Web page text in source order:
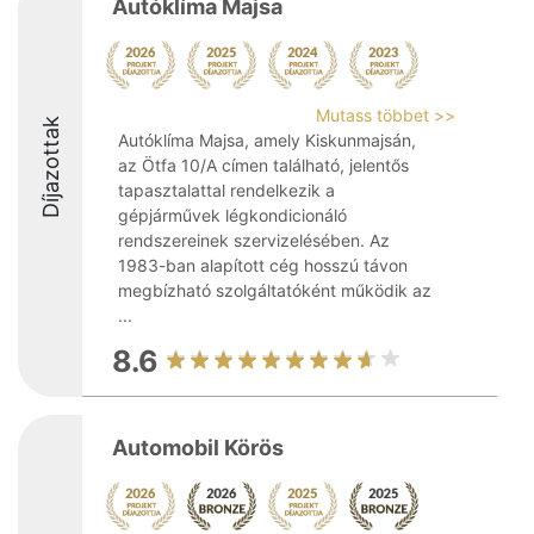
Díjazottak
Autóklíma Majsa
Mutass többet >>
Autóklíma Majsa, amely Kiskunmajsán,
az Ötfa 10/A címen található, jelentős
tapasztalattal rendelkezik a
gépjárművek légkondicionáló
rendszereinek szervizelésében. Az
1983-ban alapított cég hosszú távon
megbízható szolgáltatóként működik az
...
8.6
Automobil Körös